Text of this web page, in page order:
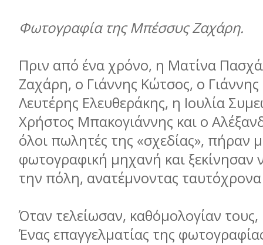
Φωτογραφία της Μπέσσυς Ζαχάρη.
Πριν από ένα χρόνο, η Ματίνα
Ζαχάρη, ο Γιάννης Κώτσος, ο
Λευτέρης Ελευθεράκης, η Ιουλία
Χρήστος Μπακογιάννης και ο
όλοι πωλητές της «σχεδίας», πήραν
φωτογραφική µηχανή και ξεκίνησαν
την πόλη, ανατέµνοντας ταυτόχρονα
Όταν τελείωσαν, καθ΄οµολογίαν
Ένας επαγγελµατίας της